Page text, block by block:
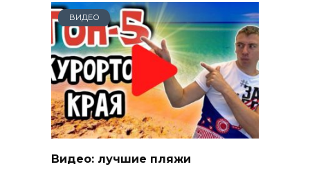
ВИДЕО
Видео: лучшие пляжи